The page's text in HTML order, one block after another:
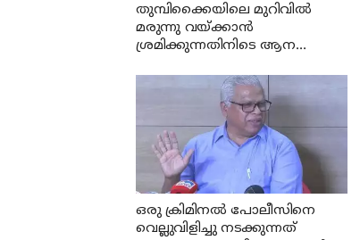
തുമ്പിക്കൈയിലെ മുറിവില്‍
മരുന്നു വയ്ക്കാന്‍
ശ്രമിക്കുന്നതിനിടെ ആന
ഒരു ക്രിമിനല്‍ പോലീസിനെ
വെല്ലുവിളിച്ചു നടക്കുന്നത്